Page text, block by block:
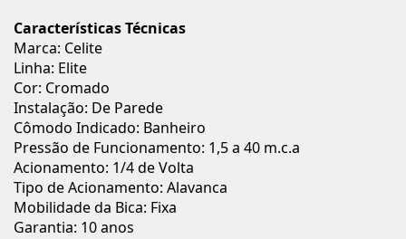
Características Técnicas
Marca: Celite
Linha: Elite
Cor: Cromado
Instalação: De Parede
Cômodo Indicado: Banheiro
Pressão de Funcionamento: 1,5 a 40 m.c.a
Acionamento: 1/4 de Volta
Tipo de Acionamento: Alavanca
Mobilidade da Bica: Fixa
Garantia: 10 anos